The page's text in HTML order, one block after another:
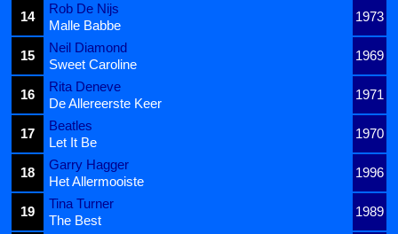
14
Rob De Nijs
1973
Malle Babbe
15
Neil Diamond
1969
Sweet Caroline
16
Rita Deneve
1971
De Allereerste Keer
17
Beatles
1970
Let It Be
18
Garry Hagger
1996
Het Allermooiste
19
Tina Turner
1989
The Best